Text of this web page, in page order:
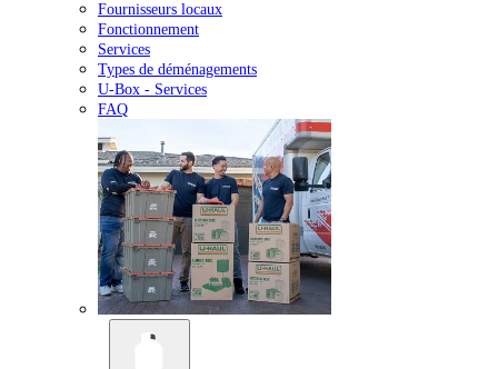
Fournisseurs locaux
Fonctionnement
Services
Types de déménagements
U-Box - Services
FAQ